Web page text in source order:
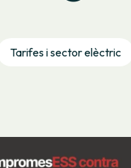
Tarifes i sector elèctric